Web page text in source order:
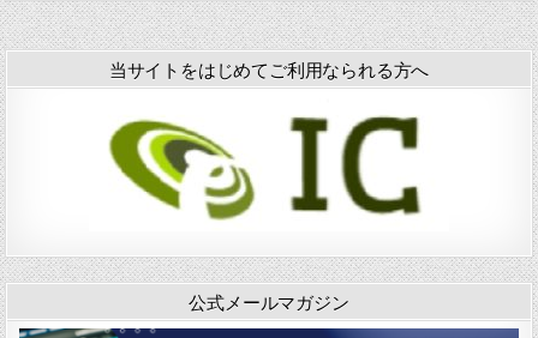
当サイトをはじめてご利用なられる方へ
公式メールマガジン